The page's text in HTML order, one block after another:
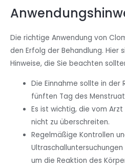
Die richtige Anwendung von
den Erfolg der Behandlung. Hier
Hinweise, die Sie beachten
Die Einnahme sollte in der
fünften Tag des
Es ist wichtig, die vom
nicht zu überschreiten.
Regelmäßige Kontrollen
um die Reaktion des